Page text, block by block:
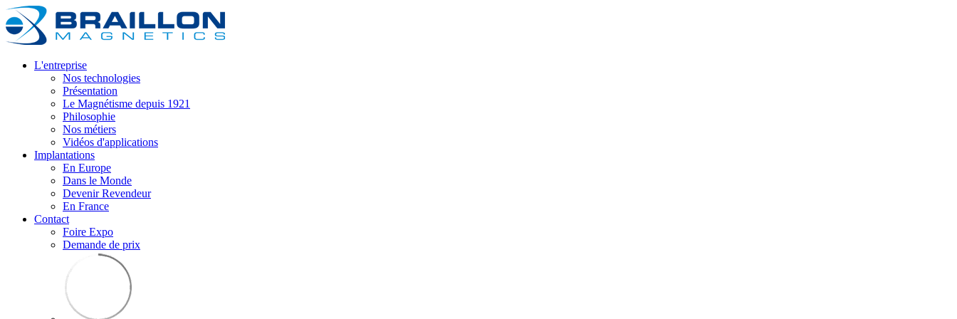
L'entreprise
Nos technologies
Présentation
Le Magnétisme depuis 1921
Philosophie
Nos métiers
Vidéos d'applications
Implantations
En Europe
Dans le Monde
Devenir Revendeur
En France
Contact
Foire Expo
Demande de prix